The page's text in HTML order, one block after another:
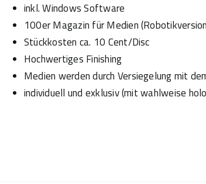
inkl. Windows Software
100er Magazin für Medien
Stückkosten ca. 10 Cent/Disc
Hochwertiges Finishing
Medien werden durch Versiegelung mit
individuell und exklusiv (mit wahlweise